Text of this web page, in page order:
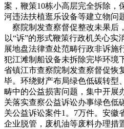
案，鞭策10栋小高层完全拆除，
河违法扶植逛乐设备等建立物问
察院制发查察督促整改未果后
以“诉”的形式鞭策行政机关心实
展地盘法律查处范畴行政非诉施
犯江滩制船设备未拆除完毕环境
省镇江市查察院制发查察督促恢
毕。环绕财产布局绿色低碳转型
畴中的公益损害问题，集中开展
关落实查察公益诉讼办事绿色低
关公益诉讼案件1。7万件。安徽
企业脱管，废机油等废料办理措